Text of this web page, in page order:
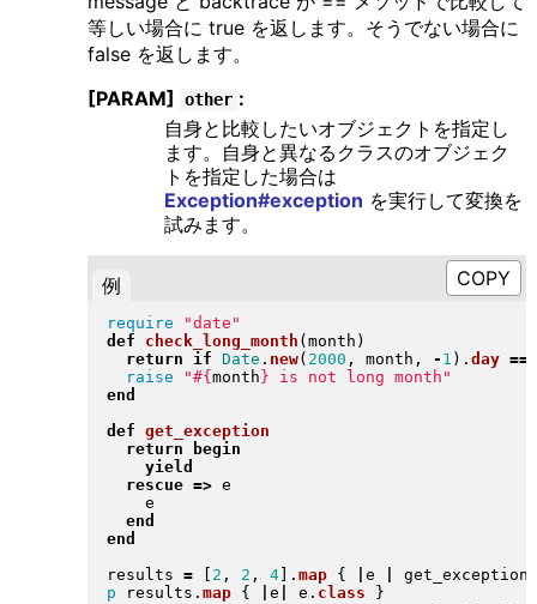
等しい場合に true を返します。そうでない場合に
false を返します。
[PARAM]
other :
自身と比較したいオブジェクトを指定し
ます。自身と異なるクラスのオブジェク
トを指定した場合は
Exception#exception を実行して変換を
試みます。
例
require "date "
def
check_long_month ( month )
return
if Date . new( 2000 , month, - 1 ) . day ==
raise
"#{ month } is not long month "
end
def get_exception
return
begin
yield
rescue => e
    e
end
end
results = 2 , 2 , 4] . map { e
get_exception
p results . map { e e . class
}